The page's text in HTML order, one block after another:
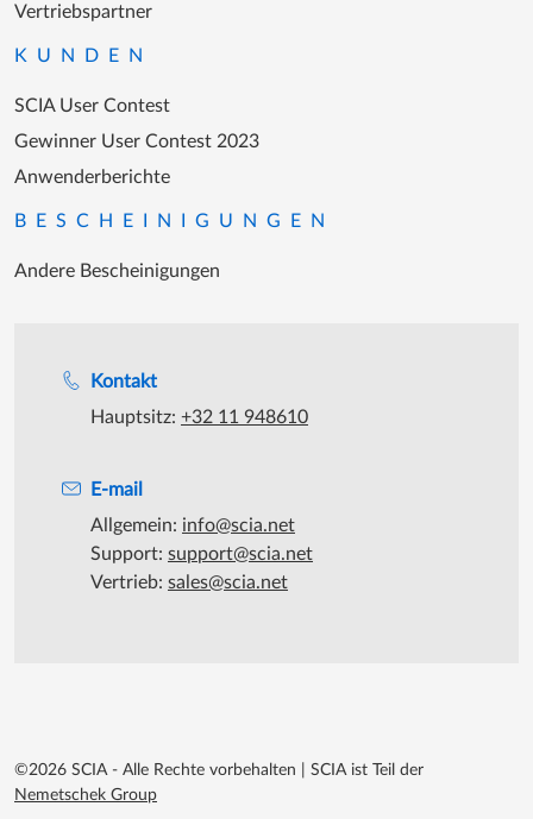
Kontakt
Hauptsitz: +32 11 948610
E-mail
Allgemein: info@scia.net
Support: support@scia.net
Vertrieb: sales@scia.net
Vertriebspartner
KUNDEN
SCIA User Contest
Gewinner User Contest 2023
Anwenderberichte
BESCHEINIGUNGEN
Andere Bescheinigungen
©2026 SCIA - Alle Rechte vorbehalten
SCIA ist Teil der
Nemetschek Group